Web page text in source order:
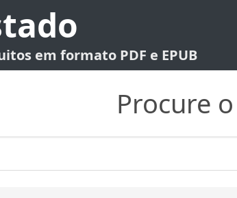
em formato PDF e EPUB
Procure